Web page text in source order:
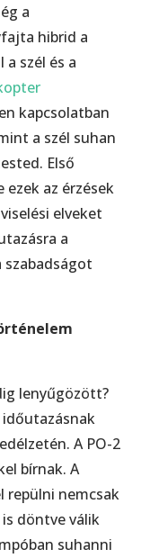
a
hibrid a
szél és a
kapcsolatban
a szél suhan
Első
az érzések
elveket
a
szabadságot
lenyűgözött?
időutazásnak
A PO-2
bírnak. A
repülni nemcsak
döntve válik
suhanni